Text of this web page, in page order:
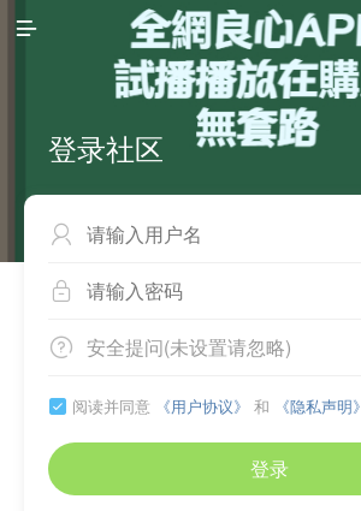

登录社区


 安全提问(未设置请忽略)
 阅读并同意 《用户协议》 和 《隐私声明》
登录